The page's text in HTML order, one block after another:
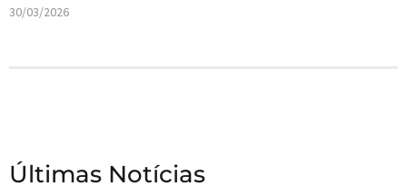
30/03/2026
Últimas Notícias